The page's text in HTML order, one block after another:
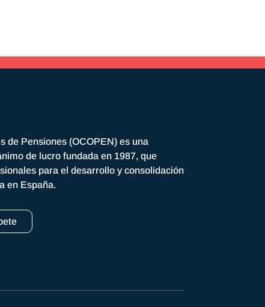
de Pensiones (OCOPEN) es una
de lucro fundada en 1987, que
para el desarrollo y consolidación
en España.